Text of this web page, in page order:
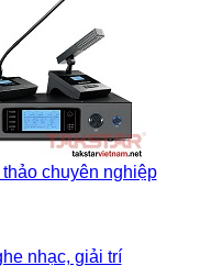
thảo chuyên nghiệp